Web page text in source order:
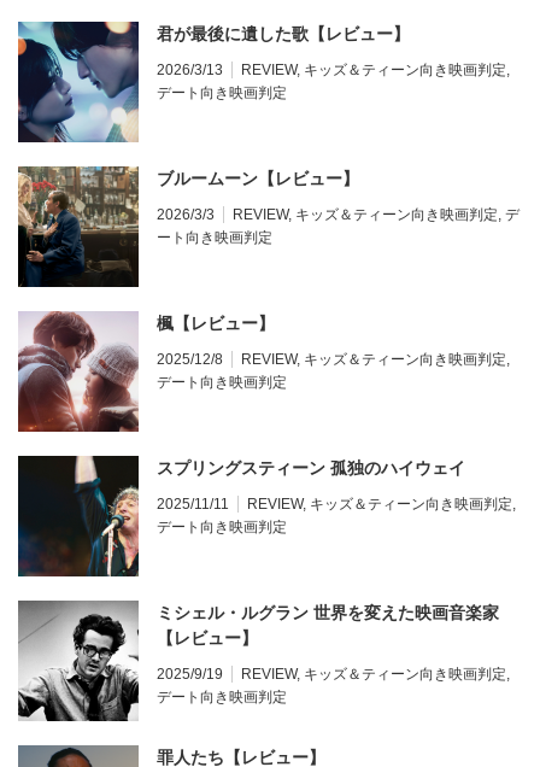
君が最後に遺した歌【レビュー】
2026/3/13 REVIEW, キッズ＆ティーン向き映画判定,
デート向き映画判定
ブルームーン【レビュー】
2026/3/3 REVIEW, キッズ＆ティーン向き映画判定, デ
ート向き映画判定
楓【レビュー】
2025/12/8 REVIEW, キッズ＆ティーン向き映画判定,
デート向き映画判定
スプリングスティーン 孤独のハイウェイ
2025/11/11 REVIEW, キッズ＆ティーン向き映画判定,
デート向き映画判定
ミシェル・ルグラン 世界を変えた映画音楽家
【レビュー】
2025/9/19 REVIEW, キッズ＆ティーン向き映画判定,
デート向き映画判定
罪人たち【レビュー】